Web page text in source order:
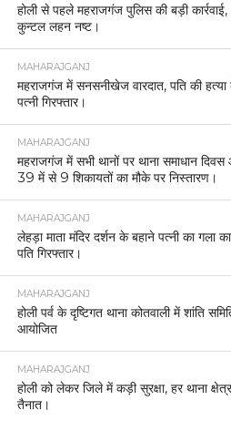
होली से पहले महराजगंज पुलिस की बड़ी
कुन्टल लहन नष्ट।
MAHARAJGANJ
महराजगंज में सनसनीखेज वारदात, पति की
पत्नी गिरफ्तार।
MAHARAJGANJ
महराजगंज में सभी थानों पर थाना समाधान
39 में से 9 शिकायतों का मौके पर निस्तारण।
MAHARAJGANJ
लेहड़ा माता मंदिर दर्शन के बहाने पत्नी का गला
पति गिरफ्तार।
MAHARAJGANJ
होली पर्व के दृष्टिगत थाना कोतवाली में शांति
आयोजित
MAHARAJGANJ
होली को लेकर जिले में कड़ी सुरक्षा, हर थाना
तैनात।